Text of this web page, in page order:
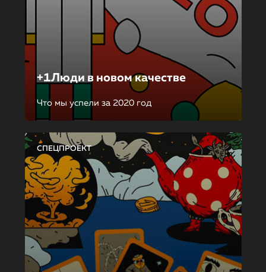
+1Люди в новом качестве
Что мы успели за 2020 год
СПЕЦПРОЕКТ